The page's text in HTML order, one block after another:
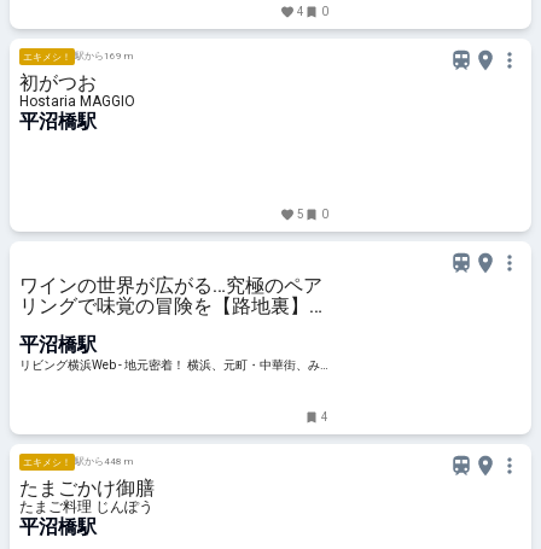
4 0
エキメシ！ 駅から169 m
初がつお
Hostaria MAGGIO
平沼橋駅
5 0
ワインの世界が広がる…究極のペア
リングで味覚の冒険を【路地裏】横
平沼橋駅
リビング横浜Web - 地元密着！ 横浜、元町・中華街、み
4
エキメシ！ 駅から448 m
たまごかけ御膳
たまご料理 じんぽう
平沼橋駅